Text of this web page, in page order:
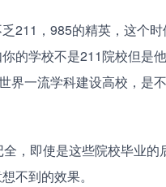
211，985的精英，这个
的学校不是211院校但是
界一流学科建设高校，是
，即使是这些院校毕业的
不到的效果。